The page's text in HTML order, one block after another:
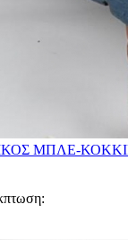
ΜΠΛΕ-